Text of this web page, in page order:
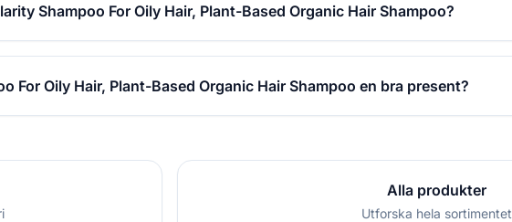
Shampoo For Oily Hair, Plant-Based Organic Hair Shampoo?
For Oily Hair, Plant-Based Organic Hair Shampoo en bra present?
Alla produkter
Utforska hela sortimentet